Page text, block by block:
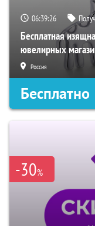
06:39:25
Бесплатная
ювелирных
Россия
Бесплатно
-30%